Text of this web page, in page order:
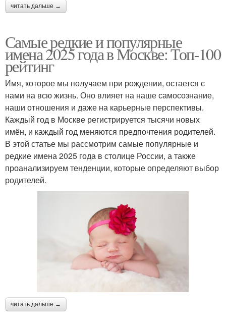
читать дальше →
Самые редкие и популярные
имена 2025 года в Москве: Топ-100
рейтинг
Имя, которое мы получаем при рождении, остается с
нами на всю жизнь. Оно влияет на наше самосознание,
наши отношения и даже на карьерные перспективы.
Каждый год в Москве регистрируется тысячи новых
имён, и каждый год меняются предпочтения родителей.
В этой статье мы рассмотрим самые популярные и
редкие имена 2025 года в столице России, а также
проанализируем тенденции, которые определяют выбор
родителей.
читать дальше →